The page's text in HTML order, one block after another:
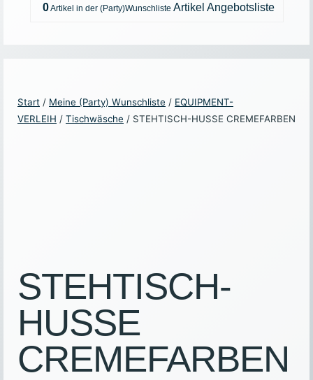
0 Artikel Angebotsliste
Start / Meine (Party) Wunschliste / EQUIPMENT-
VERLEIH / Tischwäsche / STEHTISCH-HUSSE CREMEFARBEN
STEHTISCH-
HUSSE
CREMEFARBEN